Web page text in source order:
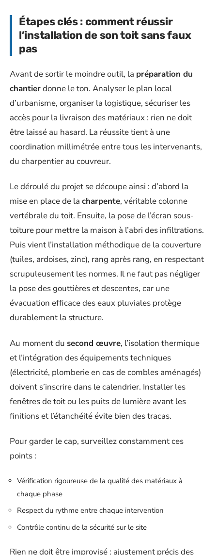
Étapes clés : comment réussir
l’installation de son toit sans faux
pas
Avant de sortir le moindre outil, la préparation du
chantierdonne le ton. Analyser le plan local
d’urbanisme, organiser la logistique, sécuriser les
accès pour la livraison des matériaux : rien ne doit
être laissé au hasard. La réussite tient à une
coordination millimétrée entre tous les intervenants,
du charpentier au couvreur.
Le déroulé du projet se découpe ainsi : d’abord la
mise en place de la charpente, véritable colonne
vertébrale du toit. Ensuite, la pose de l’écran sous-
toiture pour mettre la maison à l’abri des infiltrations.
Puis vient l’installation méthodique de la couverture
(tuiles, ardoises, zinc), rang après rang, en respectant
scrupuleusement les normes. Il ne faut pas négliger
la pose des gouttières et descentes, car une
évacuation efficace des eaux pluviales protège
durablement la structure.
Au moment du second œuvre, l’isolation thermique
et l’intégration des équipements techniques
(électricité, plomberie en cas de combles aménagés)
doivent s’inscrire dans le calendrier. Installer les
fenêtres de toit ou les puits de lumière avant les
finitions et l’étanchéité évite bien des tracas.
Pour garder le cap, surveillez constamment ces
points :
Vérification rigoureuse de la qualité des matériaux à
chaque phase
Respect du rythme entre chaque intervention
Contrôle continu de la sécurité sur le site
Rien ne doit être improvisé : ajustement précis des